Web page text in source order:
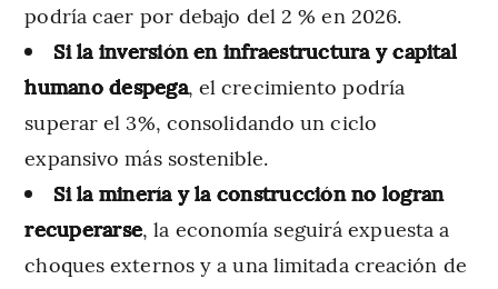
podría caer por debajo del 2 % en 2026.
Si la inversión en infraestructura y capital
humano despega, el crecimiento podría
superar el 3%, consolidando un ciclo
expansivo más sostenible.
Si la minería y la construcción no logran
recuperarse, la economía seguirá expuesta a
choques externos y a una limitada creación de